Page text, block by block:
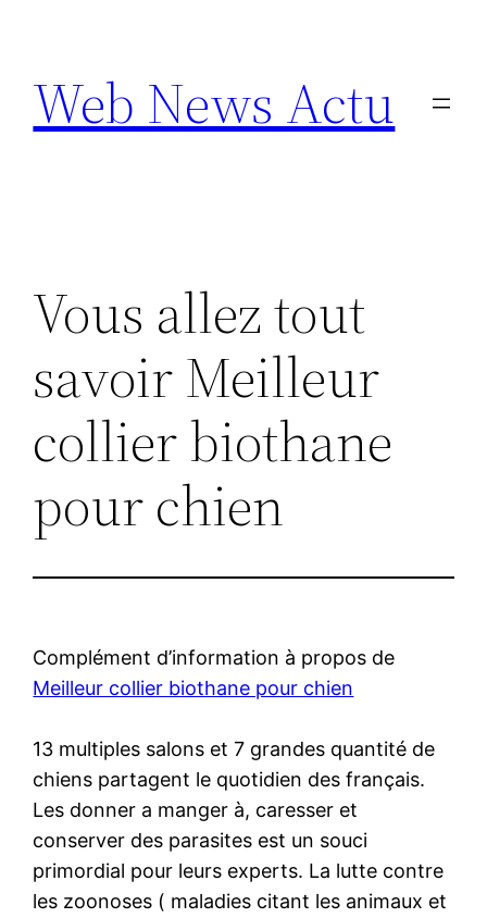
contenu
Web News Actu
Vous allez tout
savoir Meilleur
collier biothane
pour chien
Complément d’information à propos de
Meilleur collier biothane pour chien
13 multiples salons et 7 grandes quantité de
chiens partagent le quotidien des français.
Les donner a manger à, caresser et
conserver des parasites est un souci
primordial pour leurs experts. La lutte contre
les zoonoses ( maladies citant les animaux et